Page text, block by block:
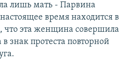
лишь мать - Парвина
время находится в
что эта женщина совершила
знак протеста повторной